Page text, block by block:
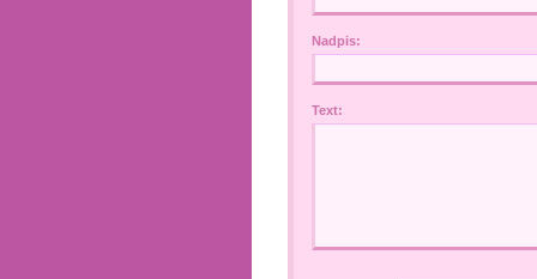
Nadpis:
Text: